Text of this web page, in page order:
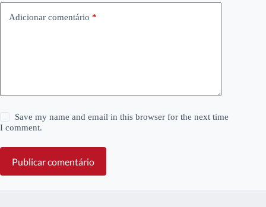
Adicionar comentário *
Save my name and email in this browser for the next time
I comment.
Publicar comentário